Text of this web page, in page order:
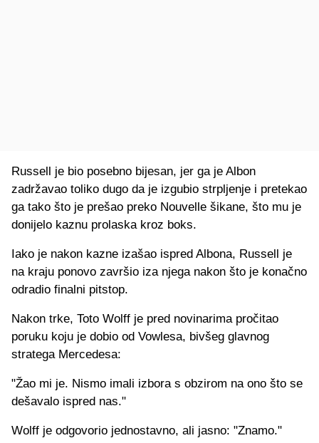
Russell je bio posebno bijesan, jer ga je Albon
zadržavao toliko dugo da je izgubio strpljenje i pretekao
ga tako što je prešao preko Nouvelle šikane, što mu je
donijelo kaznu prolaska kroz boks.
Iako je nakon kazne izašao ispred Albona, Russell je
na kraju ponovo završio iza njega nakon što je konačno
odradio finalni pitstop.
Nakon trke, Toto Wolff je pred novinarima pročitao
poruku koju je dobio od Vowlesa, bivšeg glavnog
stratega Mercedesa:
"Žao mi je. Nismo imali izbora s obzirom na ono što se
dešavalo ispred nas."
Wolff je odgovorio jednostavno, ali jasno: "Znamo."